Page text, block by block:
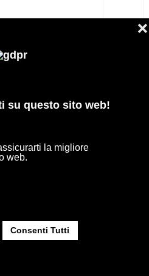
SHOP
TAPPETI E
DAVIDE GROPPI
SHOP | RIVESTIMENTI